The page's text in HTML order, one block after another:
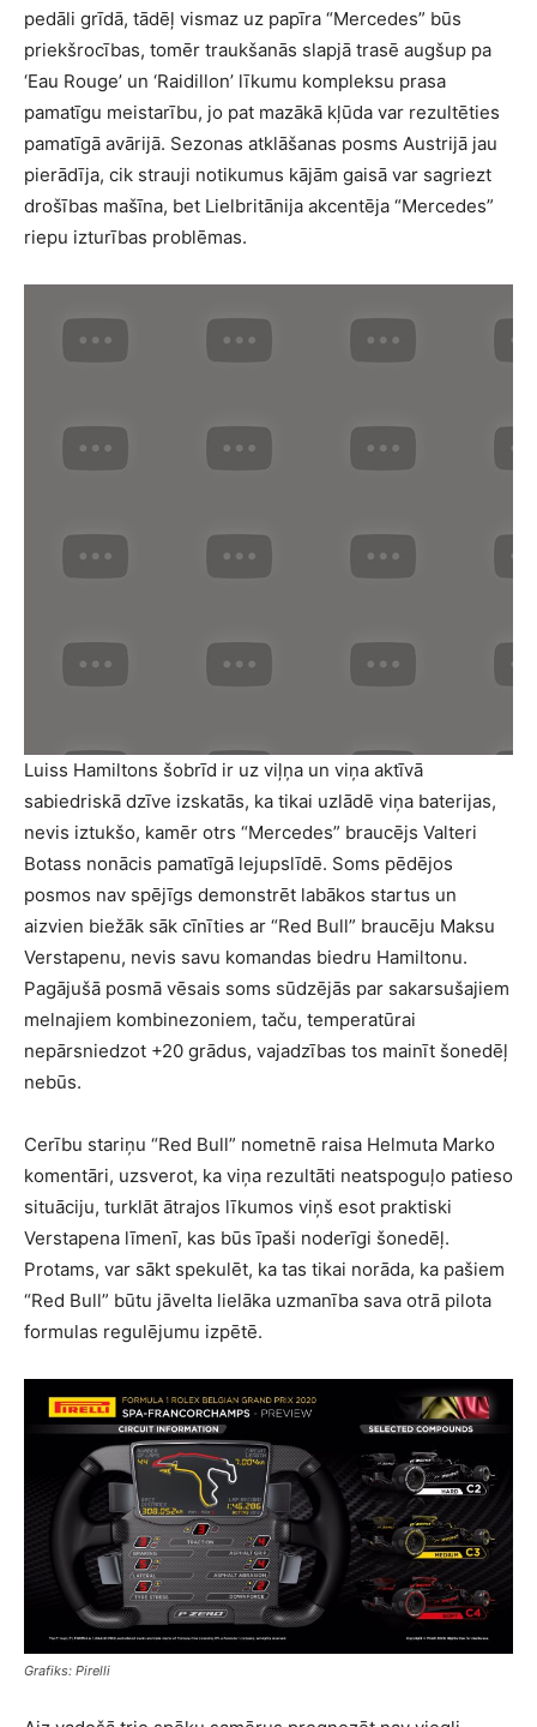
pedāli grīdā, tādēļ vismaz uz papīra “Mercedes” būs
priekšrocības, tomēr traukšanās slapjā trasē augšup pa
‘Eau Rouge’ un ‘Raidillon’ līkumu kompleksu prasa
pamatīgu meistarību, jo pat mazākā kļūda var rezultēties
pamatīgā avārijā. Sezonas atklāšanas posms Austrijā jau
pierādīja, cik strauji notikumus kājām gaisā var sagriezt
drošības mašīna, bet Lielbritānija akcentēja “Mercedes”
riepu izturības problēmas.
Luiss Hamiltons šobrīd ir uz viļņa un viņa aktīvā
sabiedriskā dzīve izskatās, ka tikai uzlādē viņa baterijas,
nevis iztukšo, kamēr otrs “Mercedes” braucējs Valteri
Botass nonācis pamatīgā lejupslīdē. Soms pēdējos
posmos nav spējīgs demonstrēt labākos startus un
aizvien biežāk sāk cīnīties ar “Red Bull” braucēju Maksu
Verstapenu, nevis savu komandas biedru Hamiltonu.
Pagājušā posmā vēsais soms sūdzējās par sakarsušajiem
melnajiem kombinezoniem, taču, temperatūrai
nepārsniedzot +20 grādus, vajadzības tos mainīt šonedēļ
nebūs.
Cerību stariņu “Red Bull” nometnē raisa Helmuta Marko
komentāri, uzsverot, ka viņa rezultāti neatspoguļo patieso
situāciju, turklāt ātrajos līkumos viņš esot praktiski
Verstapena līmenī, kas būs īpaši noderīgi šonedēļ.
Protams, var sākt spekulēt, ka tas tikai norāda, ka pašiem
“Red Bull” būtu jāvelta lielāka uzmanība sava otrā pilota
formulas regulējumu izpētē.
Grafiks: Pirelli